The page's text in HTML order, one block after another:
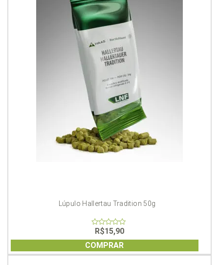
Lúpulo Hallertau Tradition 50g
of
5
R$15,90
COMPRAR